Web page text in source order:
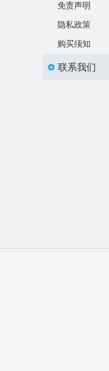
免责声明
隐私政策
购买须知
联系我们